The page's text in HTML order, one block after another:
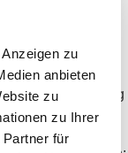
zu
anbieten
zu
zu Ihrer
für
pro Platz
und
Betreuungstag
Betreutes